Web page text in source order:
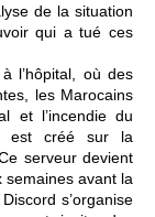
de la situation
qui a tué ces
l’hôpital, où des
les Marocains
et l’incendie du
est créé sur la
serveur devient
semaines avant la
s’organise